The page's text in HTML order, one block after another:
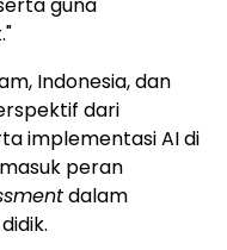
Indonesia, dan
dari
implementasi AI di
peran
dalam